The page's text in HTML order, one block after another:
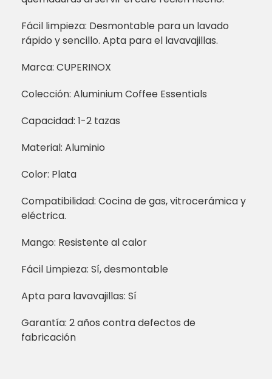
Fácil limpieza: Desmontable para un lavado
rápido y sencillo. Apta para el lavavajillas.
Marca: CUPERINOX
Colección: Aluminium Coffee Essentials
Capacidad: 1-2 tazas
Material: Aluminio
Color: Plata
Compatibilidad: Cocina de gas, vitrocerámica y
eléctrica.
Mango: Resistente al calor
Fácil Limpieza: Sí, desmontable
Apta para lavavajillas: Sí
Garantía: 2 años contra defectos de
fabricación